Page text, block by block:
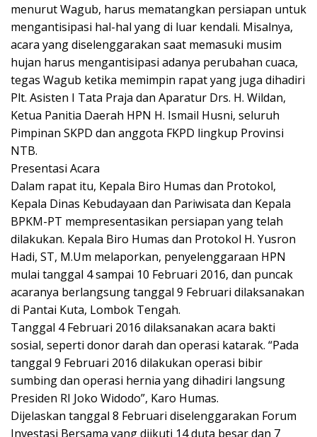
menurut Wagub, harus mematangkan persiapan untuk
mengantisipasi hal-hal yang di luar kendali. Misalnya,
acara yang diselenggarakan saat memasuki musim
hujan harus mengantisipasi adanya perubahan cuaca,
tegas Wagub ketika memimpin rapat yang juga dihadiri
Plt. Asisten I Tata Praja dan Aparatur Drs. H. Wildan,
Ketua Panitia Daerah HPN H. Ismail Husni, seluruh
Pimpinan SKPD dan anggota FKPD lingkup Provinsi
NTB.
Presentasi Acara
Dalam rapat itu, Kepala Biro Humas dan Protokol,
Kepala Dinas Kebudayaan dan Pariwisata dan Kepala
BPKM-PT mempresentasikan persiapan yang telah
dilakukan. Kepala Biro Humas dan Protokol H. Yusron
Hadi, ST, M.Um melaporkan, penyelenggaraan HPN
mulai tanggal 4 sampai 10 Februari 2016, dan puncak
acaranya berlangsung tanggal 9 Februari dilaksanakan
di Pantai Kuta, Lombok Tengah.
Tanggal 4 Februari 2016 dilaksanakan acara bakti
sosial, seperti donor darah dan operasi katarak. “Pada
tanggal 9 Februari 2016 dilakukan operasi bibir
sumbing dan operasi hernia yang dihadiri langsung
Presiden RI Joko Widodo”, Karo Humas.
Dijelaskan tanggal 8 Februari diselenggarakan Forum
Investasi Bersama yang diikuti 14 duta besar dan 7